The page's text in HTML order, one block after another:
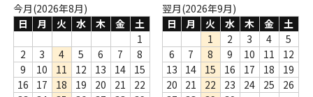
Webのみ no.2
Webのみ no.4
今月(2026年8月)
日
月 火 水 木 金
土
1
2
3 4 5 6 7
8
9
10 11 12 13 14
15
16
17 18 19 20 21
22
翌月(2026年9月)
日
月 火 水 木 金
土
1
2 3 4
5
6
7 8 9 10 11
12
13
14 15 16 17 18
19
20
21 22 23 24 25
26